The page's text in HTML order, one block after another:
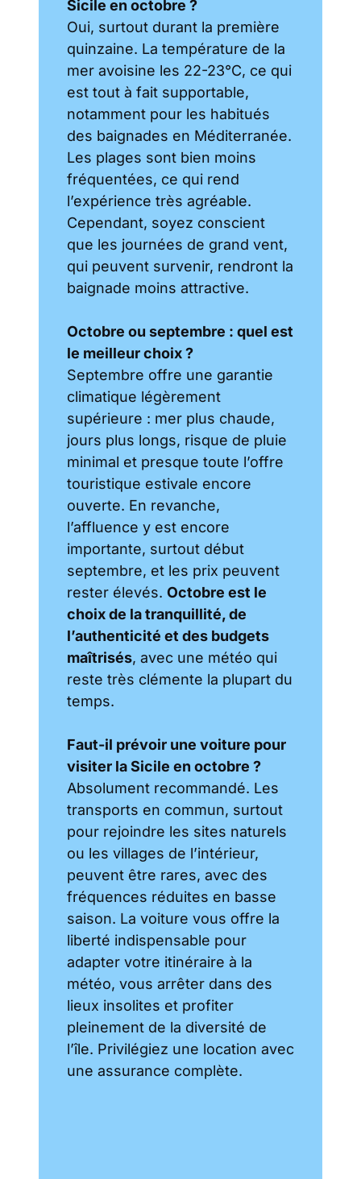
Sicile en octobre ?
Oui, surtout durant la première
quinzaine. La température de la
mer avoisine les 22-23°C, ce qui
est tout à fait supportable,
notamment pour les habitués
des baignades en Méditerranée.
Les plages sont bien moins
fréquentées, ce qui rend
l’expérience très agréable.
Cependant, soyez conscient
que les journées de grand vent,
qui peuvent survenir, rendront la
baignade moins attractive.
Octobre ou septembre : quel est
le meilleur choix ?
Septembre offre une garantie
climatique légèrement
supérieure : mer plus chaude,
jours plus longs, risque de pluie
minimal et presque toute l’offre
touristique estivale encore
ouverte. En revanche,
l’affluence y est encore
importante, surtout début
septembre, et les prix peuvent
rester élevés. Octobre est le
choix de la tranquillité, de
l’authenticité et des budgets
maîtrisés, avec une météo qui
reste très clémente la plupart du
temps.
Faut-il prévoir une voiture pour
visiter la Sicile en octobre ?
Absolument recommandé. Les
transports en commun, surtout
pour rejoindre les sites naturels
ou les villages de l’intérieur,
peuvent être rares, avec des
fréquences réduites en basse
saison. La voiture vous offre la
liberté indispensable pour
adapter votre itinéraire à la
météo, vous arrêter dans des
lieux insolites et profiter
pleinement de la diversité de
l’île. Privilégiez une location avec
une assurance complète.